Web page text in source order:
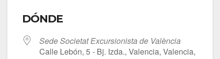
DÓNDE
Sede Societat Excursionista de València
Calle Lebón, 5 - Bj. Izda., Valencia, Valencia,